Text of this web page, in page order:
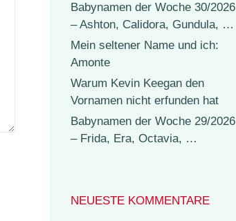
Babynamen der Woche 30/2026
– Ashton, Calidora, Gundula, …
Mein seltener Name und ich:
Amonte
Warum Kevin Keegan den
Vornamen nicht erfunden hat
Babynamen der Woche 29/2026
– Frida, Era, Octavia, …
NEUESTE KOMMENTARE